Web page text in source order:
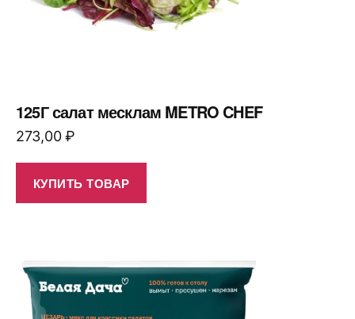
125Г салат месклам METRO CHEF
273,00₽
КУПИТЬ ТОВАР